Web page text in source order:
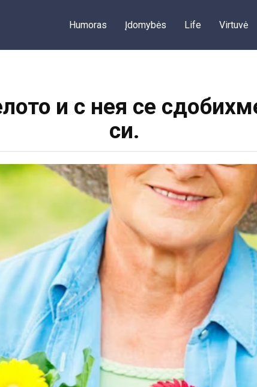
Humoras Įdomybės Life Virtuvė
и с нея се
си.